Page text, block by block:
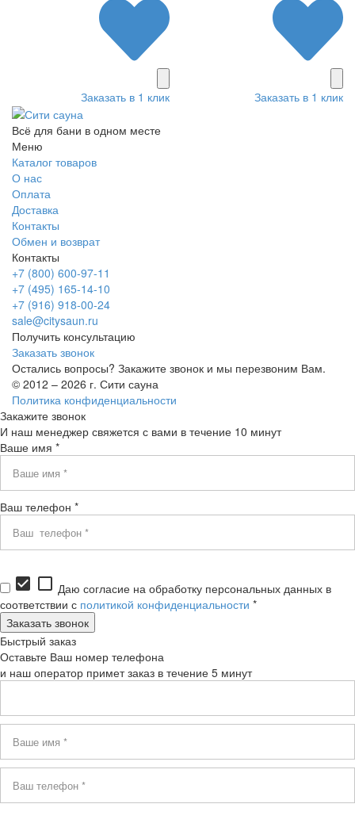
Заказать в 1 клик Заказать в 1 клик
Всё для бани в одном месте
Меню
Каталог товаров
О нас
Оплата
Доставка
Контакты
Обмен и возврат
Контакты
+7 (800) 600-97-11
+7 (495) 165-14-10
+7 (916) 918-00-24
sale@citysaun.ru
Получить консультацию
Заказать звонок
Остались вопросы? Закажите звонок и мы перезвоним Вам.
© 2012 – 2026 г. Сити сауна
Политика конфиденциальности
Закажите звонок
И наш менеджер свяжется с вами в течение 10 минут
Ваше имя *
Ваш телефон *
check_box check_box_outline_blank Даю согласие на обработку персональных данных в
соответствии с политикой конфиденциальности *
Быстрый заказ
Оставьте Ваш номер телефона
и наш оператор примет заказ в течение 5 минут